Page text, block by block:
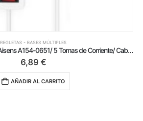
REGLETAS - BASES MÚLTIPLES
Regleta con Interruptor Aisens A154-0651/ 5 Tomas de Corriente/ Cable 1.4m/ Blanco
6,89 €
AÑADIR AL CARRITO